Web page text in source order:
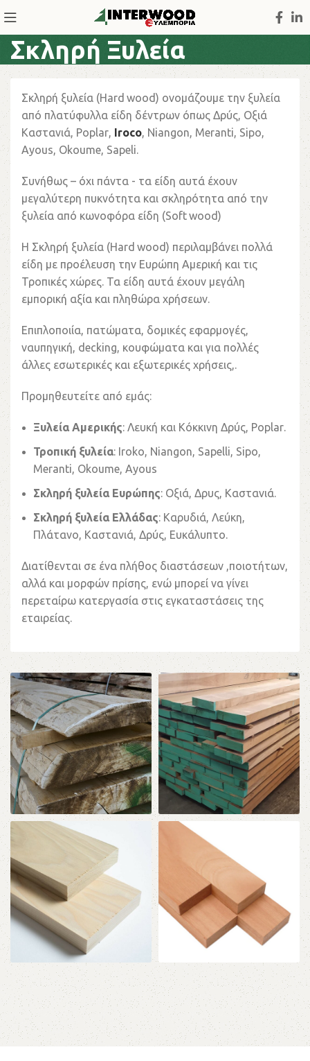
Σκληρή Ξυλεία
Σκληρή ξυλεία (Hard wood) ονομάζουμε την ξυλεία
από πλατύφυλλα είδη δέντρων όπως Δρύς, Οξιά
Καστανιά, Poplar, Iroco, Niangon, Meranti, Sipo,
Ayous, Okoume, Sapeli.
Συνήθως – όχι πάντα - τα είδη αυτά έχουν
μεγαλύτερη πυκνότητα και σκληρότητα από την
ξυλεία από κωνοφόρα είδη (Softwood)
Η Σκληρή ξυλεία (Hard wood) περιλαμβάνει πολλά
είδη με προέλευση την Ευρώπη Αμερική και τις
Τροπικές χώρες. Τα είδη αυτά έχουν μεγάλη
εμπορική αξία και πληθώρα χρήσεων.
Επιπλοποιία, πατώματα, δομικές εφαρμογές,
ναυπηγική, decking, κουφώματα και για πολλές
άλλες εσωτερικές και εξωτερικές χρήσεις,.
Προμηθευτείτε από εμάς:
Ξυλεία Αμερικής: Λευκή και Κόκκινη Δρύς, Poplar.
Τροπική ξυλεία: Iroko, Niangon, Sapelli, Sipo,
Meranti, Okoume, Ayous
Σκληρή ξυλεία Ευρώπης: Οξιά, Δρυς, Καστανιά.
Σκληρή ξυλεία Ελλάδας: Καρυδιά, Λεύκη,
Πλάτανο, Καστανιά, Δρύς, Ευκάλυπτο.
Διατίθενται σε ένα πλήθος διαστάσεων ,ποιοτήτων,
αλλά και μορφών πρίσης, ενώ μπορεί να γίνει
περεταίρω κατεργασία στις εγκαταστάσεις της
εταιρείας.
ΞΥΛΕΙΑ ΕΛΛΑΔΑΣ ΞΥΛΕΙΑ ΕΥΡΩΠΗΣ
ΣΚΛΗΡΗ ΞΥΛΕΙΑ
ΑΜΕΡΙΚΗΣ
ΤΡΟΠΙΚΗ ΞΥΛΕΙΑ